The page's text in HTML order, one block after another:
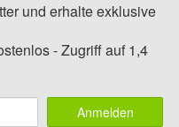
und erhalte exklusive
- Zugriff auf 1,4
Anmelden